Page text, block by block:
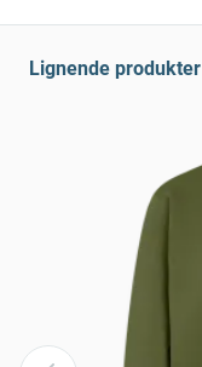
Lignende produkter